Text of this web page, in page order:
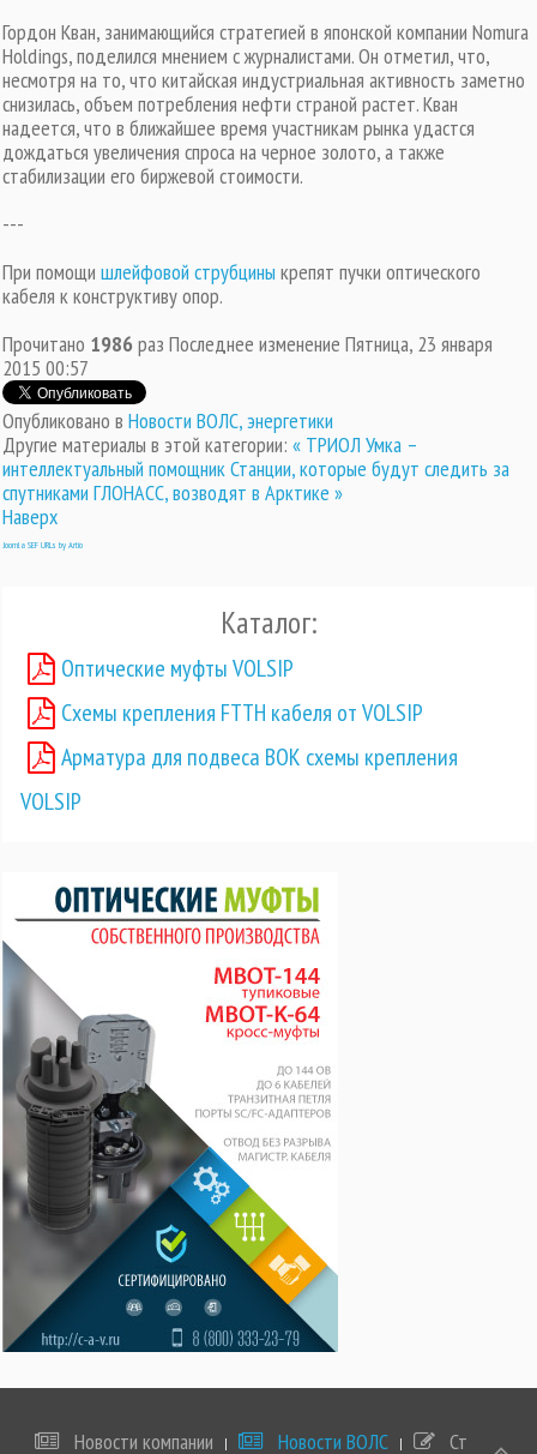
Гордон Кван, занимающийся стратегией в японской компании Nomura
Holdings, поделился мнением с журналистами. Он отметил, что,
несмотря на то, что китайская индустриальная активность заметно
снизилась, объем потребления нефти страной растет. Кван
надеется, что в ближайшее время участникам рынка удастся
дождаться увеличения спроса на черное золото, а также
стабилизации его биржевой стоимости.
---
При помощи шлейфовой струбцины крепят пучки оптического
кабеля к конструктиву опор.
Прочитано 1986 раз Последнее изменение Пятница, 23 января
2015 00:57
Опубликовано в Новости ВОЛС, энергетики
Другие материалы в этой категории: « ТРИОЛ Умка –
интеллектуальный помощникСтанции, которые будут следить за
спутниками ГЛОНАСС, возводят в Арктике »
Наверх
Joomla SEF URLs by Artio
Каталог:
Оптические муфты VOLSIP
Схемы крепления FTTH кабеля от VOLSIP
Арматура для подвеса ВОК схемы крепления
VOLSIP
Новости компании Новости ВОЛС Статьи